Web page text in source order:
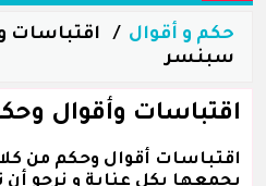
حكم و أقوال
اقتباسات
سبنسر
اقتباسات وأقوال
اقتباسات أقوال وحكم من
بجمعها بكل عناية و نرجو